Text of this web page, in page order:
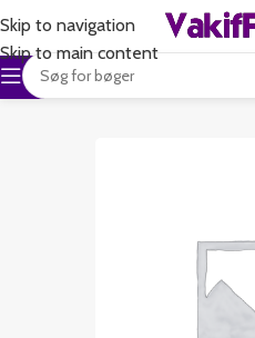
Skip to navigation
Skip to main content